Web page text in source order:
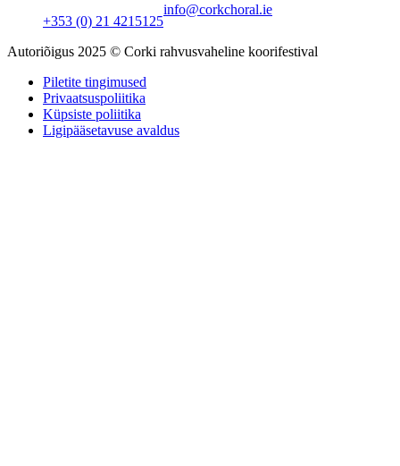
+353 (0) 21 4215125
info@corkchoral.ie
Autoriõigus 2025 © Corki rahvusvaheline koorifestival
Piletite tingimused
Privaatsuspoliitika
Küpsiste poliitika
Ligipääsetavuse avaldus